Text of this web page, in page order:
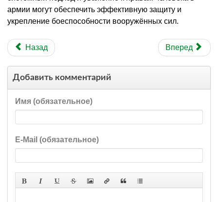
армии могут обеспечить эффективную защиту и
укрепление боеспособности вооружённых сил.
Назад Вперед
Добавить комментарий
Имя (обязательное)
E-Mail (обязательное)